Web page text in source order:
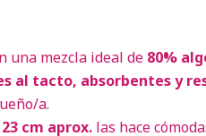
una mezcla ideal de 80%
al tacto, absorbentes y
a.
23 cm aprox. las hace